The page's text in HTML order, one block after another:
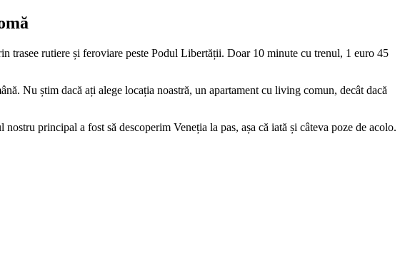
trasee rutiere și feroviare peste Podul Libertății. Doar 10 minute cu trenul, 1 euro 45
Nu știm dacă ați alege locația noastră, un apartament cu living comun, decât dacă
principal a fost să descoperim Veneția la pas, așa că iată și câteva poze de acolo.